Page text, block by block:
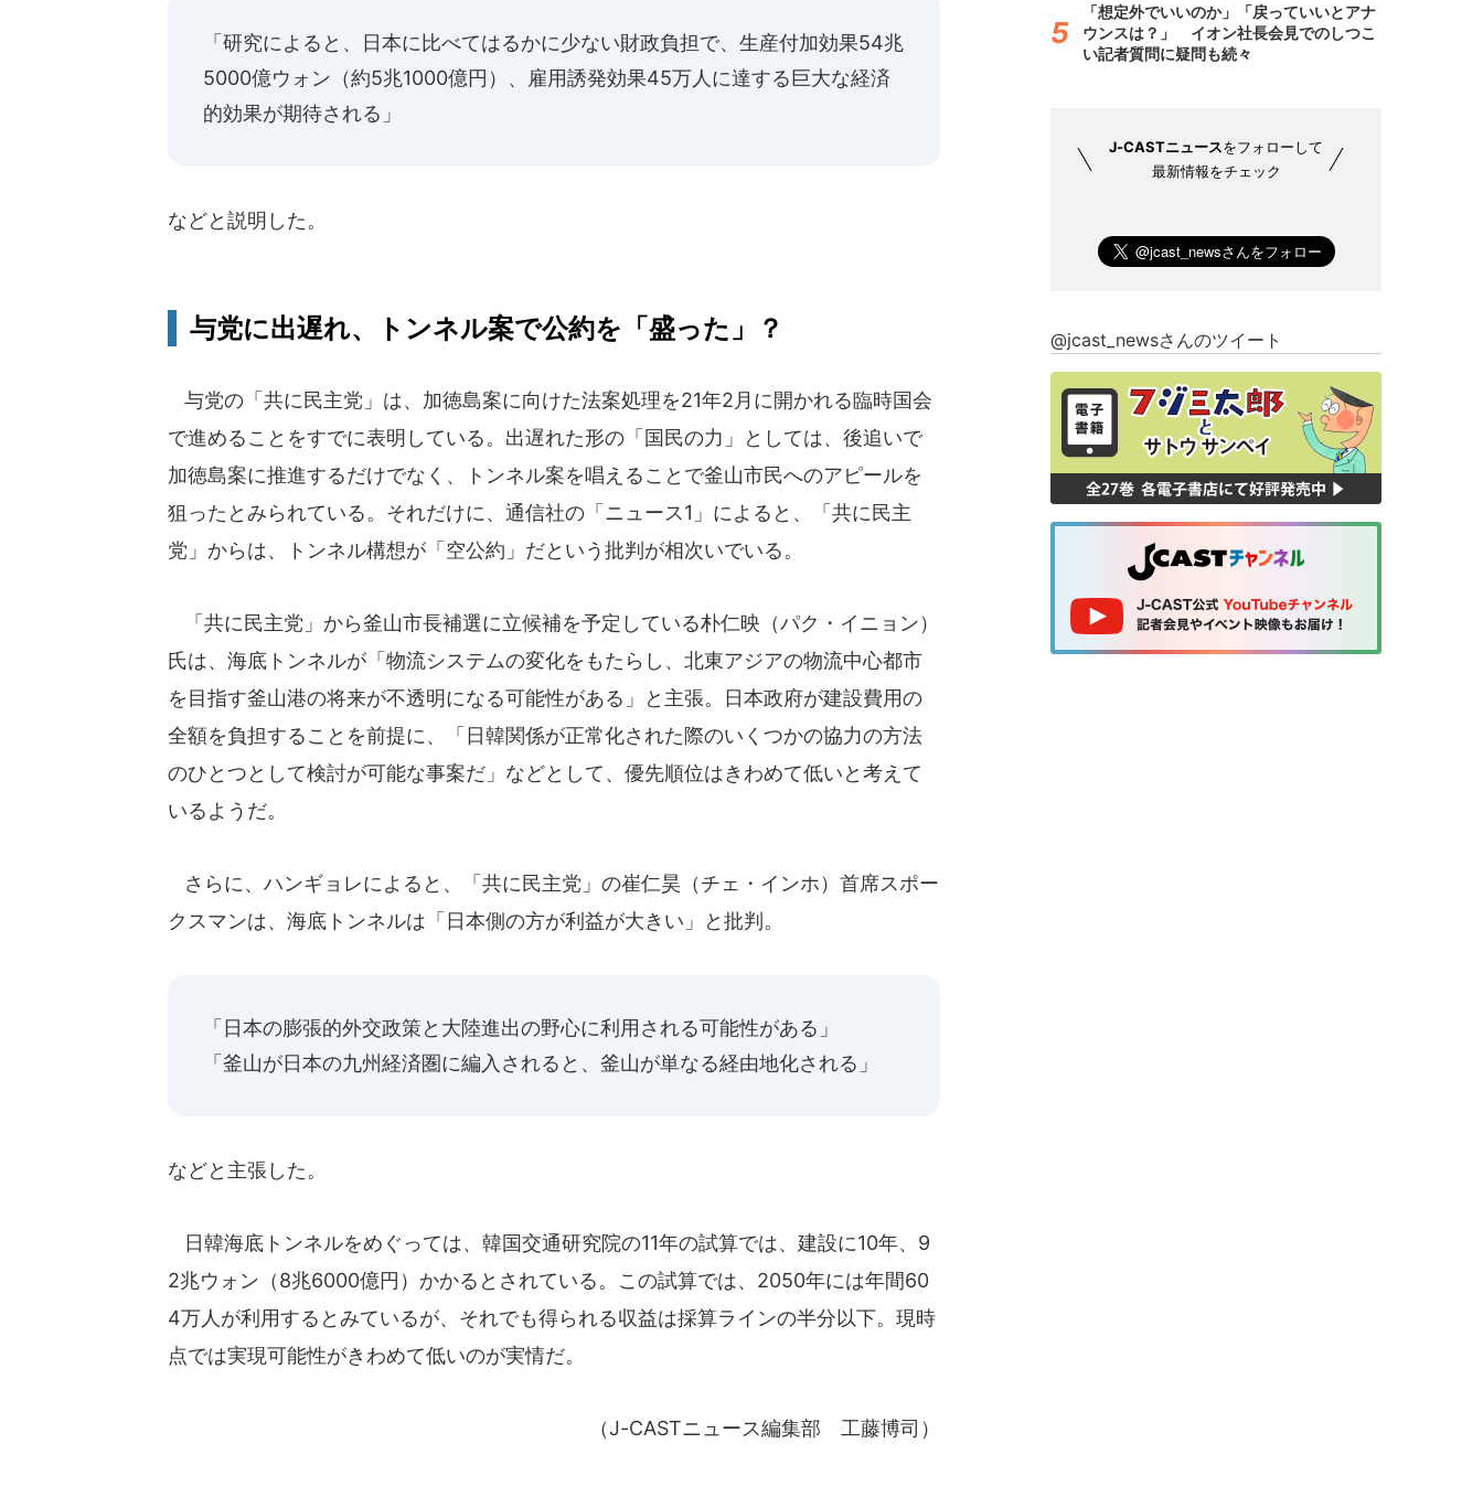
「研究によると、日本に比べてはるかに少ない財政負担で、生産付加効果54兆
5000億ウォン（約5兆1000億円）、雇用誘発効果45万人に達する巨大な経済
的効果が期待される」
などと説明した。
与党に出遅れ、トンネル案で公約を「盛った」？
与党の「共に民主党」は、加徳島案に向けた法案処理を21年2月に開かれる臨時国会
で進めることをすでに表明している。出遅れた形の「国民の力」としては、後追いで
加徳島案に推進するだけでなく、トンネル案を唱えることで釜山市民へのアピールを
狙ったとみられている。それだけに、通信社の「ニュース1」によると、「共に民主
党」からは、トンネル構想が「空公約」だという批判が相次いでいる。
「共に民主党」から釜山市長補選に立候補を予定している朴仁映（パク・イニョン）
氏は、海底トンネルが「物流システムの変化をもたらし、北東アジアの物流中心都市
を目指す釜山港の将来が不透明になる可能性がある」と主張。日本政府が建設費用の
全額を負担することを前提に、「日韓関係が正常化された際のいくつかの協力の方法
のひとつとして検討が可能な事案だ」などとして、優先順位はきわめて低いと考えて
いるようだ。
さらに、ハンギョレによると、「共に民主党」の崔仁昊（チェ・インホ）首席スポー
クスマンは、海底トンネルは「日本側の方が利益が大きい」と批判。
「日本の膨張的外交政策と大陸進出の野心に利用される可能性がある」
「釜山が日本の九州経済圏に編入されると、釜山が単なる経由地化される」
などと主張した。
日韓海底トンネルをめぐっては、韓国交通研究院の11年の試算では、建設に10年、9
2兆ウォン（8兆6000億円）かかるとされている。この試算では、2050年には年間60
4万人が利用するとみているが、それでも得られる収益は採算ラインの半分以下。現時
点では実現可能性がきわめて低いのが実情だ。
（J-CASTニュース編集部 工藤博司）
「想定外でいいのか」「戻っていいとアナ
ウンスは？」 イオン社長会見でのしつこ
い記者質問に疑問も続々
J-CASTニュースをフォローして
最新情報をチェック
@jcast_newsさんのツイート